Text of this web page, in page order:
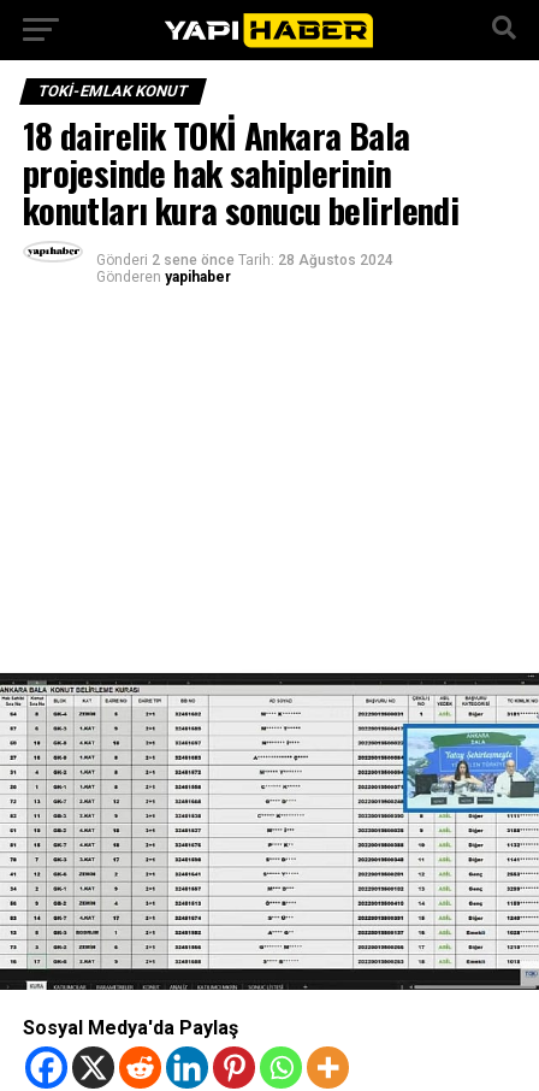
TOKI-EMLAK KONUT
18 dairelik TOKİ Ankara Bala
projesinde hak sahiplerinin
konutları kura sonucu belirlendi
Gönderi 2 sene önce Tarih: 28 Ağustos 2024
Gönderen yapihaber
Sosyal Medya'da Paylaş